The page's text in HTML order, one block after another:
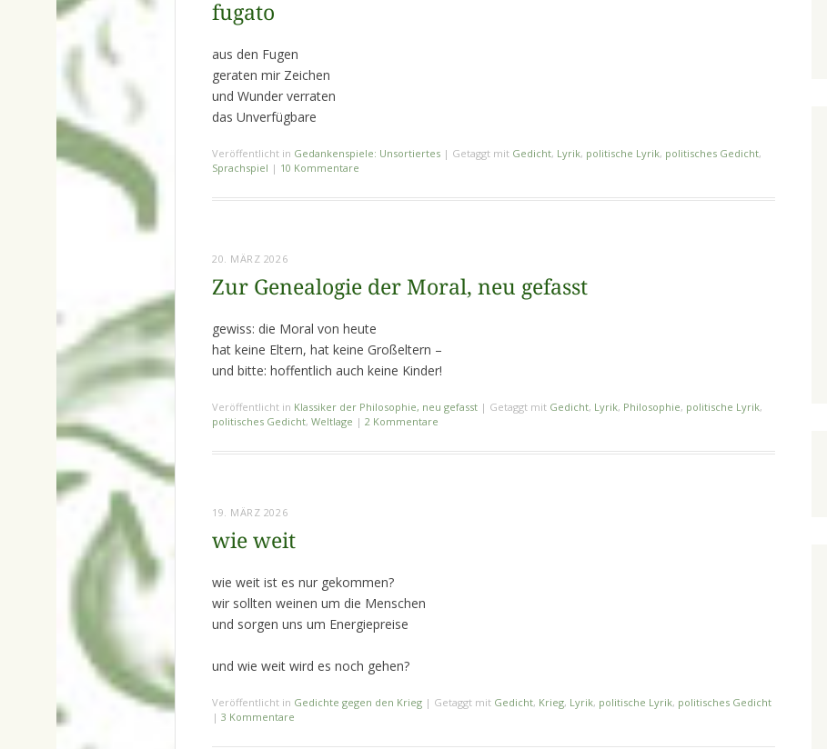
fugato
aus den Fugen
geraten mir Zeichen
und Wunder verraten
das Unverfügbare
Veröffentlicht in Gedankenspiele: Unsortiertes | Getaggt mit Gedicht, Lyrik, politische Lyrik, politisches Gedicht,
Sprachspiel | 10 Kommentare
20. MÄRZ 2026
Zur Genealogie der Moral, neu gefasst
gewiss: die Moral von heute
hat keine Eltern, hat keine Großeltern –
und bitte: hoffentlich auch keine Kinder!
Veröffentlicht in Klassiker der Philosophie, neu gefasst | Getaggt mit Gedicht, Lyrik, Philosophie, politische Lyrik,
politisches Gedicht, Weltlage | 2 Kommentare
19. MÄRZ 2026
wie weit
wie weit ist es nur gekommen?
wir sollten weinen um die Menschen
und sorgen uns um Energiepreise
und wie weit wird es noch gehen?
Veröffentlicht in Gedichte gegen den Krieg | Getaggt mit Gedicht, Krieg, Lyrik, politische Lyrik, politisches Gedicht
| 3 Kommentare